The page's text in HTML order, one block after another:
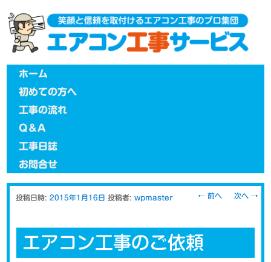
メインメニュー
メインコンテンツへ移動
ホーム
初めての方へ
工事の流れ
Q＆A
工事日誌
お問合せ
投稿ナビゲー
←前へ 次へ →
エアコン工事のご依頼
投稿日時:2015年1月16日 投稿者:wpmaster